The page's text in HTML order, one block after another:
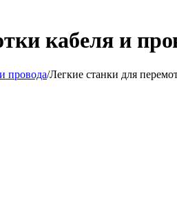
кабеля и
провода/Легкие станки для